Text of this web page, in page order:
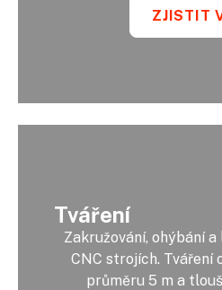
ZJISTIT
Tváření
Zakružování, ohýbání
CNC strojích. Tváření
průměru 5 m a